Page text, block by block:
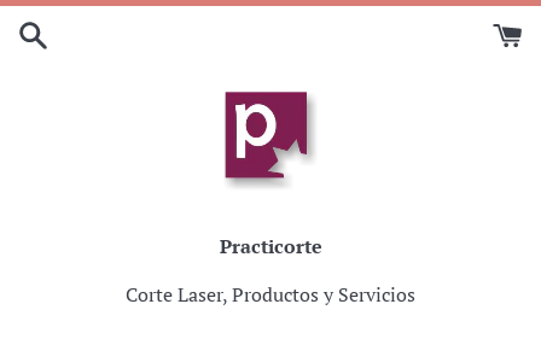
Ir
directamente
Practicorte
Corte Laser, Productos y Servicios